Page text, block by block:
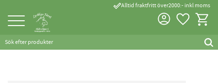
Meny
done_outlineAlltid fraktfritt över2000:- inkl moms
Favoriter